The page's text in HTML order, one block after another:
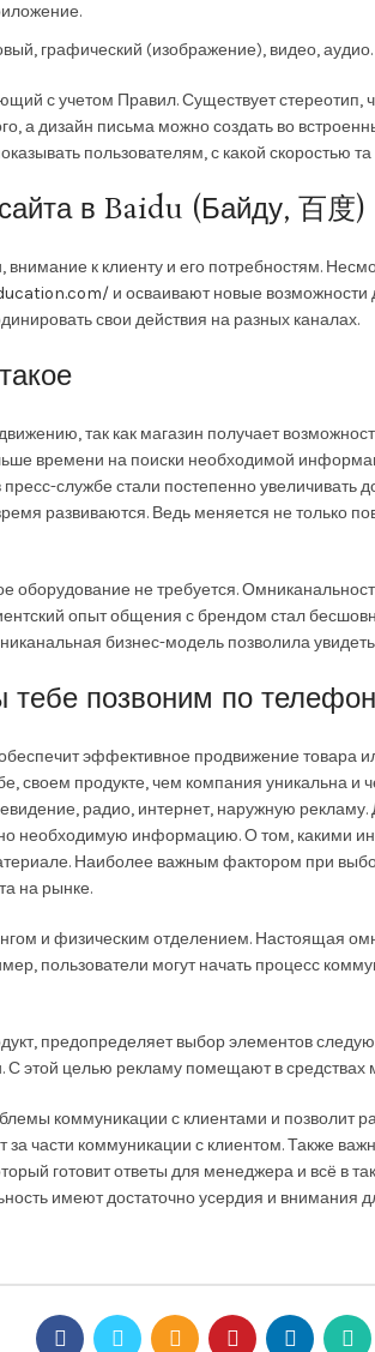
графический (изображение), видео, аудио.
с учетом Правил. Существует стереотип,
а дизайн письма можно создать во
пользователям, с какой скоростью
в Baidu (Байду, 百度)
к клиенту и его потребностям.
и осваивают новые
свои действия на разных каналах.
так как магазин получает
времени на поиски необходимой
службе стали постепенно
развиваются. Ведь меняется не только
оборудование не требуется.
опыт общения с брендом стал
бизнес-модель позволила увидеть
позвоним по
эффективное продвижение
своем продукте, чем компания уникальна и
радио, интернет, наружную
необходимую информацию. О том, какими
Наиболее важным фактором при
на рынке.
и физическим отделением. Настоящая
пользователи могут начать процесс
предопределяет выбор элементов
С этой целью рекламу помещают в
коммуникации с клиентами и позволит
части коммуникации с клиентом. Также
готовит ответы для менеджера и всё в
имеют достаточно усердия и внимания